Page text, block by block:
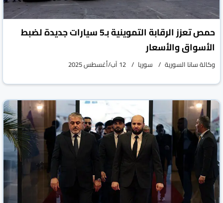
حمص تعزز الرقابة التموينية بـ5 سيارات جديدة لضبط
الأسواق والأسعار
وكالة سانا السورية سوريا 12 آب/أغسطس 2025